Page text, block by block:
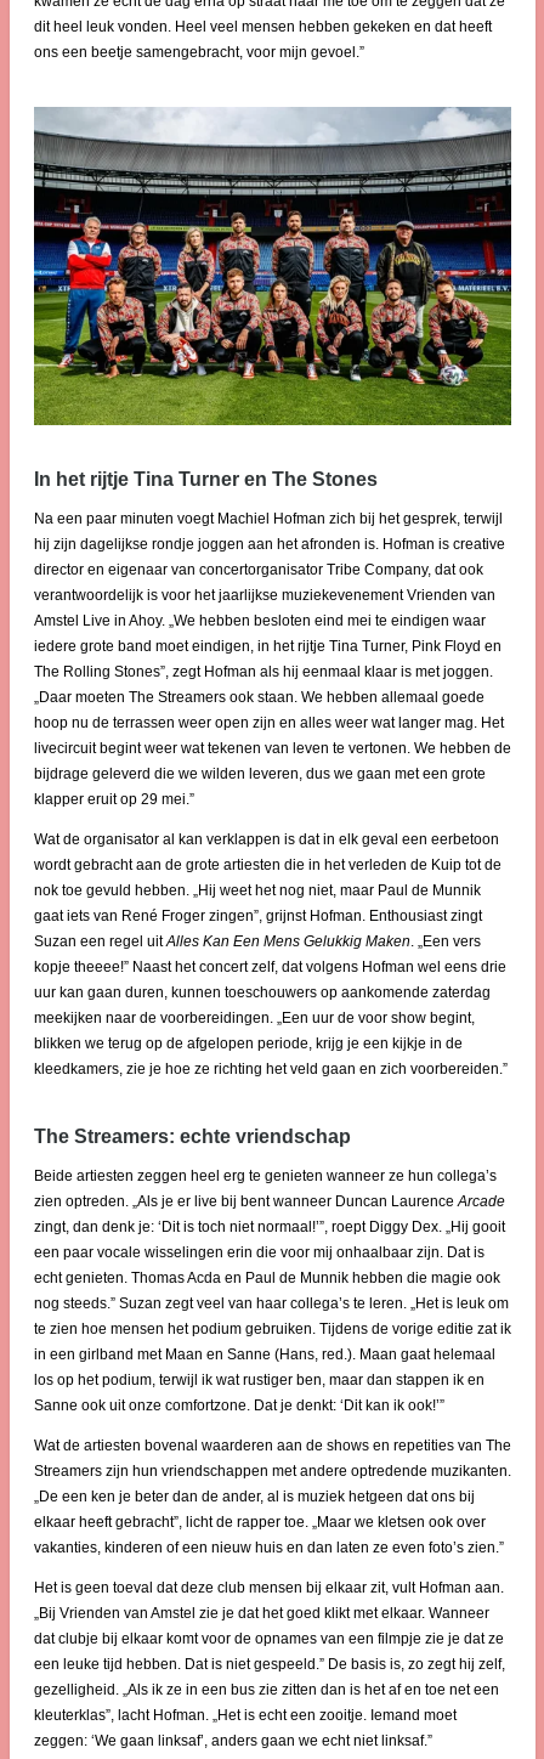
dit heel leuk vonden. Heel veel mensen hebben gekeken en dat heeft
ons een beetje samengebracht, voor mijn gevoel.”
In het rijtje Tina Turner en The Stones
Na een paar minuten voegt Machiel Hofman zich bij het gesprek, terwijl
hij zijn dagelijkse rondje joggen aan het afronden is. Hofman is creative
director en eigenaar van concertorganisator Tribe Company, dat ook
verantwoordelijk is voor het jaarlijkse muziekevenement Vrienden van
Amstel Live in Ahoy. „We hebben besloten eind mei te eindigen waar
iedere grote band moet eindigen, in het rijtje Tina Turner, Pink Floyd en
The Rolling Stones”, zegt Hofman als hij eenmaal klaar is met joggen.
„Daar moeten The Streamers ook staan. We hebben allemaal goede
hoop nu de terrassen weer open zijn en alles weer wat langer mag. Het
livecircuit begint weer wat tekenen van leven te vertonen. We hebben de
bijdrage geleverd die we wilden leveren, dus we gaan met een grote
klapper eruit op 29 mei.”
Wat de organisator al kan verklappen is dat in elk geval een eerbetoon
wordt gebracht aan de grote artiesten die in het verleden de Kuip tot de
nok toe gevuld hebben. „Hij weet het nog niet, maar Paul de Munnik
gaat iets van René Froger zingen”, grijnst Hofman. Enthousiast zingt
Suzan een regel uitAlles Kan Een Mens Gelukkig Maken. „Een vers
kopje theeee!” Naast het concert zelf, dat volgens Hofman wel eens drie
uur kan gaan duren, kunnen toeschouwers op aankomende zaterdag
meekijken naar de voorbereidingen. „Een uur de voor show begint,
blikken we terug op de afgelopen periode, krijg je een kijkje in de
kleedkamers, zie je hoe ze richting het veld gaan en zich voorbereiden.”
The Streamers: echte vriendschap
Beide artiesten zeggen heel erg te genieten wanneer ze hun collega’s
zien optreden. „Als je er live bij bent wanneer Duncan LaurenceArcade
zingt, dan denk je: ‘Dit is toch niet normaal!’”, roept Diggy Dex. „Hij gooit
een paar vocale wisselingen erin die voor mij onhaalbaar zijn. Dat is
echt genieten. Thomas Acda en Paul de Munnik hebben die magie ook
nog steeds.” Suzan zegt veel van haar collega’s te leren. „Het is leuk om
te zien hoe mensen het podium gebruiken. Tijdens de vorige editie zat ik
in een girlband met Maan en Sanne (Hans, red.). Maan gaat helemaal
los op het podium, terwijl ik wat rustiger ben, maar dan stappen ik en
Sanne ook uit onze comfortzone. Dat je denkt: ‘Dit kan ik ook!’”
Wat de artiesten bovenal waarderen aan de shows en repetities van The
Streamers zijn hun vriendschappen met andere optredende muzikanten.
„De een ken je beter dan de ander, al is muziek hetgeen dat ons bij
elkaar heeft gebracht”, licht de rapper toe. „Maar we kletsen ook over
vakanties, kinderen of een nieuw huis en dan laten ze even foto’s zien.”
Het is geen toeval dat deze club mensen bij elkaar zit, vult Hofman aan.
„Bij Vrienden van Amstel zie je dat het goed klikt met elkaar. Wanneer
dat clubje bij elkaar komt voor de opnames van een filmpje zie je dat ze
een leuke tijd hebben. Dat is niet gespeeld.” De basis is, zo zegt hij zelf,
gezelligheid. „Als ik ze in een bus zie zitten dan is het af en toe net een
kleuterklas”, lacht Hofman. „Het is echt een zooitje. Iemand moet
zeggen: ‘We gaan linksaf’, anders gaan we echt niet linksaf.”